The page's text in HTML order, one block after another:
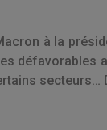
à la
défavorables